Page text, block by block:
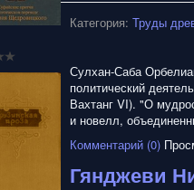
Категория: Труды
Сулхан-Саба
политический
Вахтанг VI). "О
и новелл,
Комментарий (0)
Гянджеви